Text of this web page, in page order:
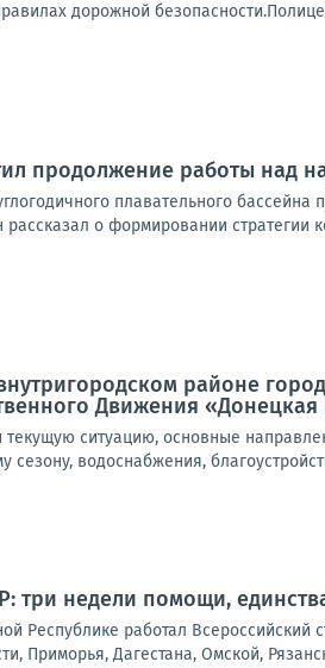
дорожной
продолжение работы над
плавательного
о формировании стратегии
районе
Движения «Донецкая
ситуацию, основные
сезону, водоснабжения,
три недели помощи,
Республике работал
Приморья, Дагестана, Омской,